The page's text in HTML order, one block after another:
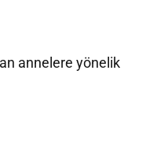
annelere yönelik